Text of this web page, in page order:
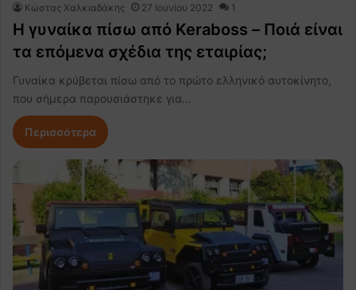
Κώστας Χαλκιαδάκης 27 Ιουνίου 2022 1
Η γυναίκα πίσω από Keraboss – Ποιά είναι
τα επόμενα σχέδια της εταιρίας;
Γυναίκα κρύβεται πίσω από το πρώτο ελληνικό αυτοκίνητο,
που σήμερα παρουσιάστηκε για…
Περισσότερα